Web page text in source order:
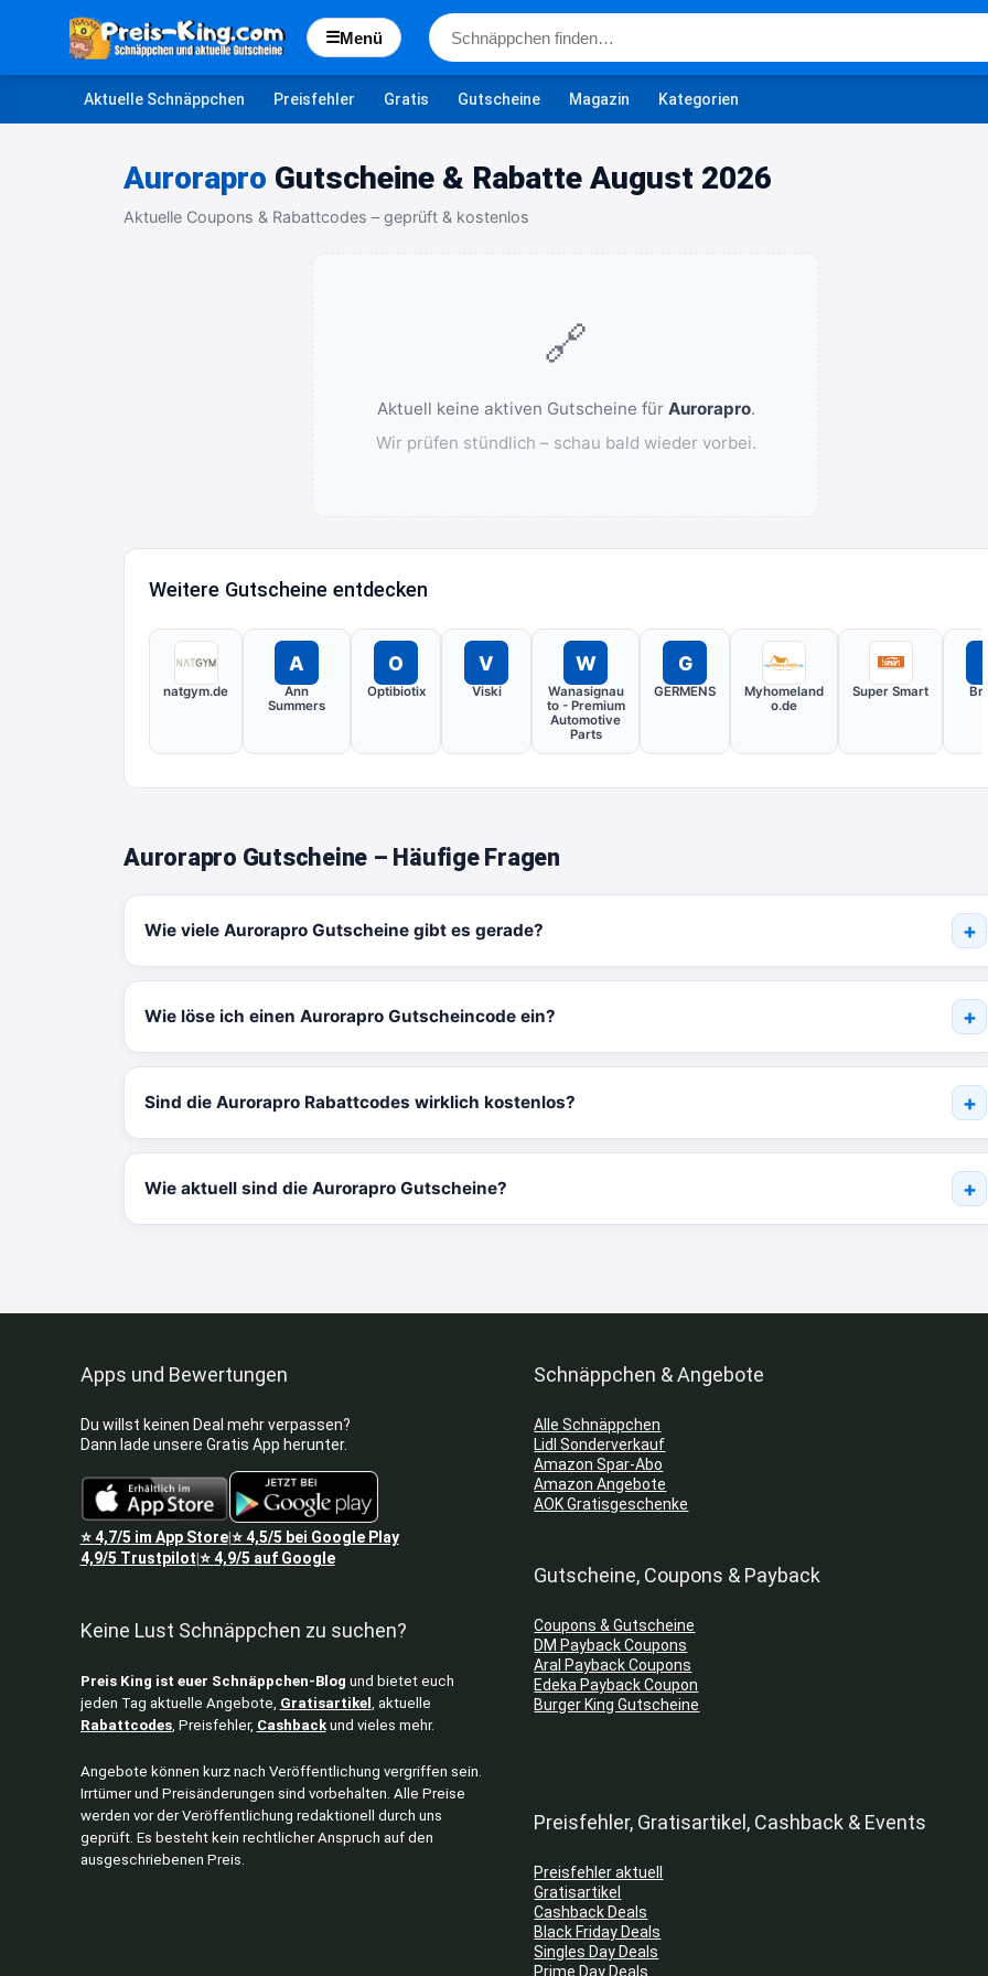
☰Menü
Aktuelle Schnäppchen Preisfehler Gratis Gutscheine Magazin Kategorien
Aurorapro Gutscheine & Rabatte August 2026
Aktuelle Coupons & Rabattcodes – geprüft & kostenlos
🔗
Aktuell keine aktiven Gutscheine für Aurorapro.
Wir prüfen stündlich – schau bald wieder vorbei.
Weitere Gutscheine entdecken
natgym.de
A
Ann
Summers
O
Optibiotix
V
Viski
W
Wanasignau
to - Premium
Automotive
Parts
G
GERMENS
Myhomeland
o.de
Super Smart
Aurorapro Gutscheine – Häufige Fragen
Wie viele Aurorapro Gutscheine gibt es gerade?
Wie löse ich einen Aurorapro Gutscheincode ein?
Sind die Aurorapro Rabattcodes wirklich kostenlos?
Wie aktuell sind die Aurorapro Gutscheine?
Apps und Bewertungen
Du willst keinen Deal mehr verpassen?
Dann lade unsere Gratis App herunter.
⭐4,7/5 im App Store|⭐4,5/5 bei Google Play
4,9/5 Trustpilot ⭐4,9/5 auf Google
Keine Lust Schnäppchen zu suchen?
Preis King ist euer Schnäppchen-Blog und bietet euch
jeden Tag aktuelle Angebote, Gratisartikel , aktuelle
Rabattcodes, Preisfehler, Cashbackund vieles mehr.
Angebote können kurz nach Veröffentlichung vergriffen sein.
Irrtümer und Preisänderungen sind vorbehalten. Alle Preise
werden vor der Veröffentlichung redaktionell durch uns
geprüft. Es besteht kein rechtlicher Anspruch auf den
ausgeschriebenen Preis.
Schnäppchen & Angebote
Alle Schnäppchen
Lidl Sonderverkauf
Amazon Spar-Abo
Amazon Angebote
AOK Gratisgeschenke
Gutscheine, Coupons & Payback
Coupons & Gutscheine
DM Payback Coupons
Aral Payback Coupons
Edeka Payback Coupon
Burger King Gutscheine
Preisfehler, Gratisartikel, Cashback & Events
Preisfehler aktuell
Gratisartikel
Cashback Deals
Black Friday Deals
Singles Day Deals
Prime Day Deals